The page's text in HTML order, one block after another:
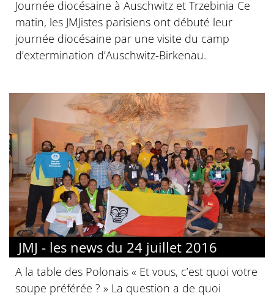
Journée diocésaine à Auschwitz et Trzebinia Ce
matin, les JMJistes parisiens ont débuté leur
journée diocésaine par une visite du camp
d’extermination d’Auschwitz-Birkenau.
JMJ - les news du 24 juillet 2016
A la table des Polonais « Et vous, c’est quoi votre
soupe préférée ? » La question a de quoi